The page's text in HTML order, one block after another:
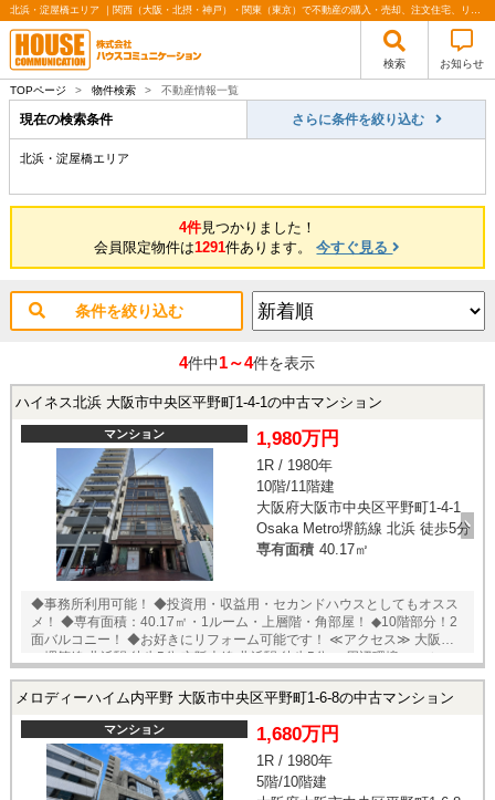
北浜・淀屋橋エリア ｜関西（大阪・北摂・神戸）・関東（東京）で不動産の購入・売却、注文住宅、リノベーションの事なら株式会社ハウスコミュニケーション
検索 お知らせ
TOPページ > 物件検索 > 不動産情報一覧
現在の検索条件 さらに条件を絞り込む
北浜・淀屋橋エリア
4件見つかりました！
会員限定物件は1291件あります。今すぐ見る
条件を絞り込む
4件中1～4件を表示
ハイネス北浜 大阪市中央区平野町1-4-1の中古マンション
マンション 1,980万円
1R / 1980年
10階/11階建
大阪府大阪市中央区平野町1-4-1
Osaka Metro堺筋線 北浜 徒歩5分
専有面積 40.17㎡
◆事務所利用可能！ ◆投資用・収益用・セカンドハウスとしてもオスス
メ！ ◆専有面積：40.17㎡・1ルーム・上層階・角部屋！ ◆10階部分！2
面バルコニー！ ◆お好きにリフォーム可能です！ ≪アクセス≫ 大阪メト
ロ堺筋線 北浜駅 徒歩5分 京阪本線 北浜駅 徒歩5分 ≪周辺環境≫ フレス
400m（徒歩5分） セブンイレブン北浜道修町通店 約140m（徒歩2分）
社『リフォーム事業部』もございますので、お気軽にご相談下さい！！
仲介→リフォーム・リノベーション→アフターフォローまで「ワンスト
ップ」でご対応致します！ 【ご内覧やご相談】ご希望物件へのご案内・
詳細な説明を、業務に精通したスタッフが丁寧に対応致します。お店に
メロディーハイム内平野 大阪市中央区平野町1-6-8の中古マンション
マンション 1,680万円
1R / 1980年
5階/10階建